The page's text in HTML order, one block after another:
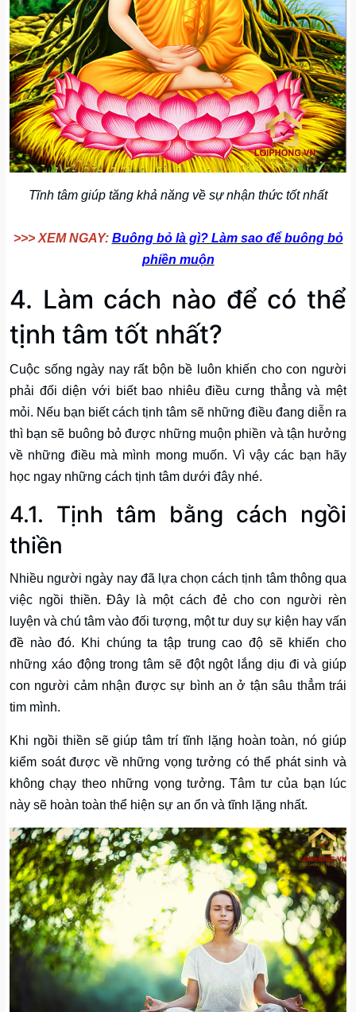
Tĩnh tâm giúp tăng khả năng về sự nhận thức tốt nhất
>>> XEM NGAY: Buông bỏ là gì? Làm sao để buông bỏ
phiền muộn
4. Làm cách nào để có thể
tịnh tâm tốt nhất?
Cuộc sống ngày nay rất bộn bề luôn khiến cho con người
phải đối diện với biết bao nhiêu điều cưng thẳng và mệt
mỏi. Nếu bạn biết cách tịnh tâm sẽ những điều đang diễn ra
thì bạn sẽ buông bỏ được những muộn phiền và tận hưởng
về những điều mà mình mong muốn. Vì vậy các bạn hãy
học ngay những cách tịnh tâm dưới đây nhé.
4.1. Tịnh tâm bằng cách ngồi
thiền
Nhiều người ngày nay đã lựa chọn cách tịnh tâm thông qua
việc ngồi thiền. Đây là một cách đẻ cho con người rèn
luyện và chú tâm vào đối tượng, một tư duy sự kiện hay vấn
đề nào đó. Khi chúng ta tập trung cao độ sẽ khiến cho
những xáo động trong tâm sẽ đột ngột lắng dịu đi và giúp
con người cảm nhận được sự bình an ở tận sâu thẳm trái
tim mình.
Khi ngồi thiền sẽ giúp tâm trí tĩnh lặng hoàn toàn, nó giúp
kiểm soát được về những vọng tưởng có thể phát sinh và
không chạy theo những vọng tưởng. Tâm tư của bạn lúc
này sẽ hoàn toàn thể hiện sự an ổn và tĩnh lặng nhất.